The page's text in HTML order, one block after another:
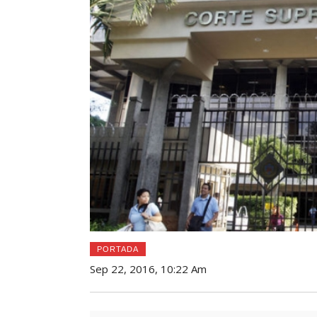
PORTADA
Sep 22, 2016, 10:22 Am